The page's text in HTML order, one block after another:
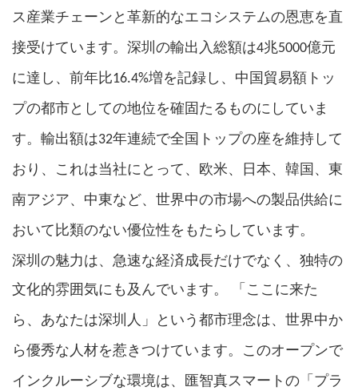
ス産業チェーンと革新的なエコシステムの恩恵を直
接受けています。深圳の輸出入総額は4兆5000億元
に達し、前年比16.4%増を記録し、中国貿易額トッ
プの都市としての地位を確固たるものにしていま
す。輸出額は32年連続で全国トップの座を維持して
おり、これは当社にとって、欧米、日本、韓国、東
南アジア、中東など、世界中の市場への製品供給に
おいて比類のない優位性をもたらしています。
深圳の魅力は、急速な経済成長だけでなく、独特の
文化的雰囲気にも及んでいます。
「 ここに来た
ら、あなたは深圳人 」 という都市理念は、 世界中か
ら優秀な人材を惹きつけています。このオープンで
インクルーシブな環境は、匯智真スマートの 「 プラ